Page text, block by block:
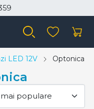
LED 12V Optonica